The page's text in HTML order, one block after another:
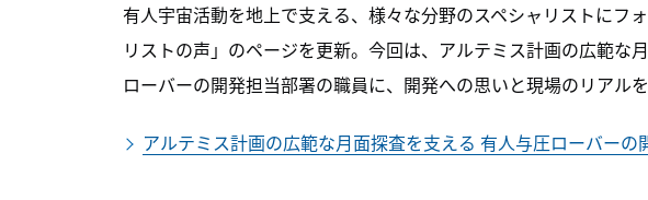
有人宇宙活動を地上で支える、様々な分野のスペシャリストにフ
リストの声」のページを更新。今回は、アルテミス計画の広範な
ローバーの開発担当部署の職員に、開発への思いと現場のリアル
アルテミス計画の広範な月面探査を支える 有人与圧ローバーの